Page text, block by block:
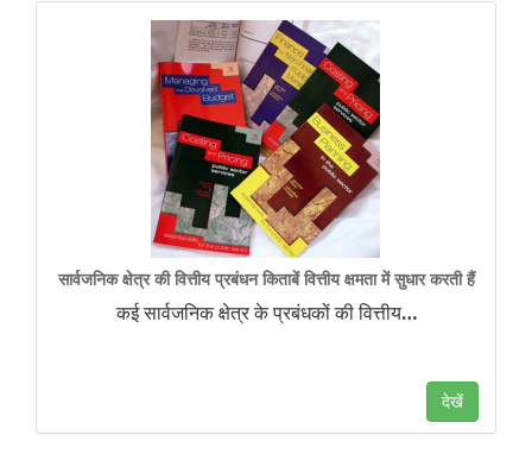
सार्वजनिक क्षेत्र की वित्तीय प्रबंधन किताबें वित्तीय क्षमता में सुधार करती हैं
कई सार्वजनिक क्षेत्र के प्रबंधकों की वित्तीय…
देखें